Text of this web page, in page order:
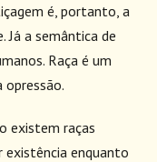
é, portanto, a
a semântica de
Raça é um
opressão.
existem raças
existência enquanto